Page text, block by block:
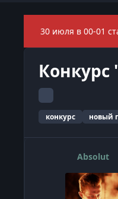
30 июля в 00-01
конкурс новый
Absolut